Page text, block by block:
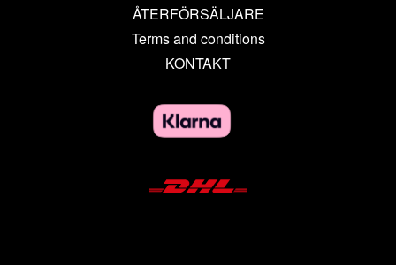
ÅTERFÖRSÄLJARE
Terms and conditions
KONTAKT